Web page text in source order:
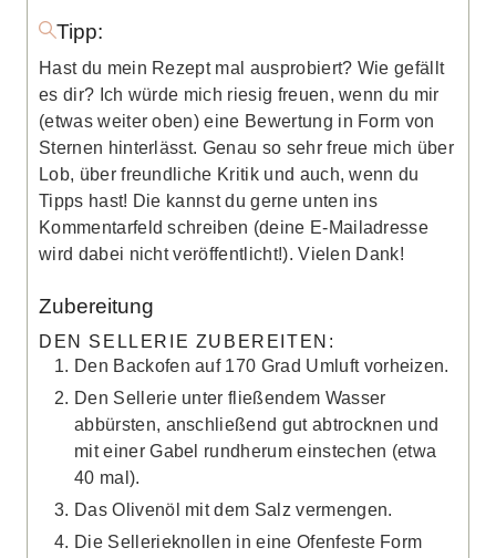
Tipp:
Hast du mein Rezept mal ausprobiert? Wie gefällt
es dir? Ich würde mich riesig freuen, wenn du mir
(etwas weiter oben) eine Bewertung in Form von
Sternen hinterlässt. Genau so sehr freue mich über
Lob, über freundliche Kritik und auch, wenn du
Tipps hast! Die kannst du gerne unten ins
Kommentarfeld schreiben (deine E-Mailadresse
wird dabei nicht veröffentlicht!). Vielen Dank!
Zubereitung
DEN SELLERIE ZUBEREITEN:
Den Backofen auf 170 Grad Umluft vorheizen.
Den Sellerie unter fließendem Wasser
abbürsten, anschließend gut abtrocknen und
mit einer Gabel rundherum einstechen (etwa
40 mal).
Das Olivenöl mit dem Salz vermengen.
Die Sellerieknollen in eine Ofenfeste Form